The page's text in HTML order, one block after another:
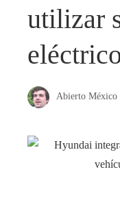
utilizar
Abierto México